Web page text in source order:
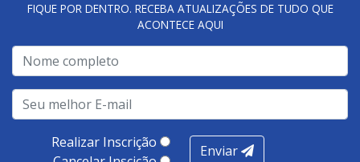
FIQUE POR DENTRO. RECEBA ATUALIZAÇÕES DE TUDO QUE
ACONTECE AQUI
Realizar Inscrição
Enviar